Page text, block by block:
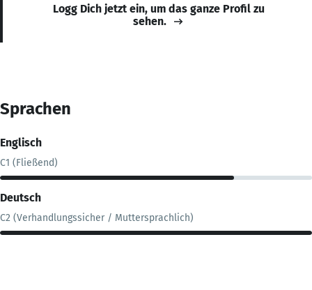
Logg Dich jetzt ein, um das ganze Profil zu
sehen.
Sprachen
Englisch
C1 (Fließend)
Deutsch
C2 (Verhandlungssicher / Muttersprachlich)